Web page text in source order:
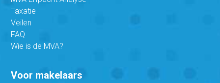
Taxatie
Veilen
FAQ
Wie is de MVA?
Voor makelaars